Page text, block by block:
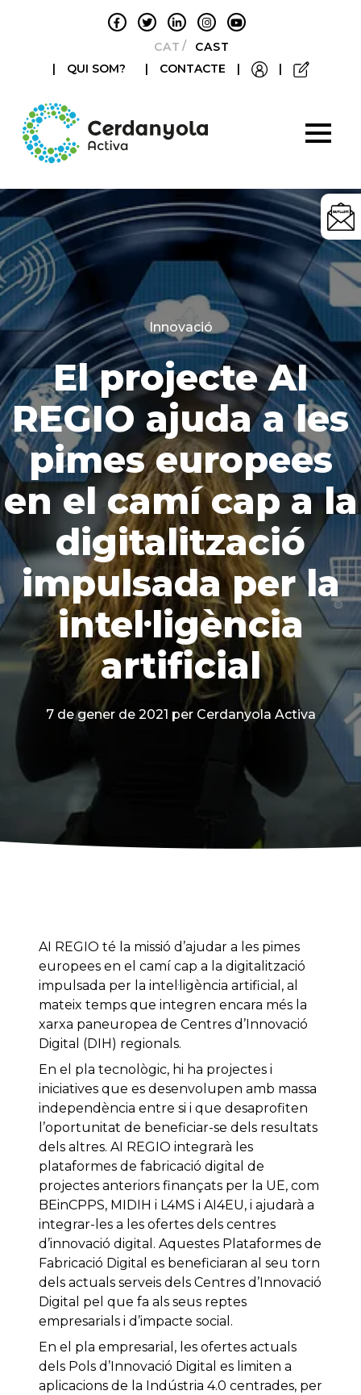
CATALÀCASTELLANO
|
QUI SOM? | CONTACTE | |
Categories
Innovació
El projecte AI
REGIO ajuda a les
pimes europees
en el camí cap a la
digitalització
impulsada per la
intel·ligència
artificial
7 de gener de 2021 per Cerdanyola Activa
AI REGIO té la missió d’ajudar a les pimes
europees en el camí cap a la digitalització
impulsada per la intel·ligència artificial, al
mateix temps que integren encara més la
xarxa paneuropea de Centres d’Innovació
Digital (DIH) regionals.
En el pla tecnològic, hi ha projectes i
iniciatives que es desenvolupen amb massa
independència entre si i que desaprofiten
l’oportunitat de beneficiar-se dels resultats
dels altres. AI REGIO integrarà les
plataformes de fabricació digital de
projectes anteriors finançats per la UE, com
BEinCPPS, MIDIH i L4MS i AI4EU, i ajudarà a
integrar-les a les ofertes dels centres
d’innovació digital. Aquestes Plataformes de
Fabricació Digital es beneficiaran al seu torn
dels actuals serveis dels Centres d’Innovació
Digital pel que fa als seus reptes
empresarials i d’impacte social.
En el pla empresarial, les ofertes actuals
dels Pols d’Innovació Digital es limiten a
aplicacions de la Indústria 4.0 centrades, per